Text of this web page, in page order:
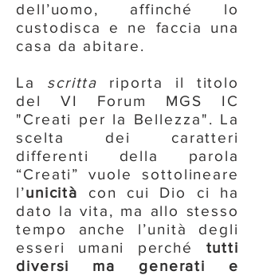
dell’uomo, affinché lo
custodisca e ne faccia una
casa da abitare.
La scritta riporta il titolo
del VI Forum MGS IC
"Creati per la Bellezza". La
scelta dei caratteri
differenti della parola
“Creati” vuole sottolineare
l’unicità
con cui Dio ci ha
dato la vita, ma allo stesso
tempo anche l’unità degli
esseri umani perché tutti
diversi ma generati e